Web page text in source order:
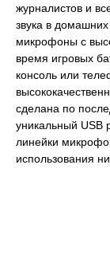
журналистов и
звука в
микрофоны с
время игровых
консоль или
сделана по
уникальный USB
линейки
использования